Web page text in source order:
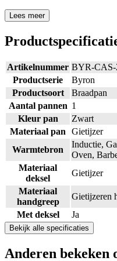
Lees meer
Artikelnummer BYR-
Productserie
Byron
Productsoort
Braadpan
Aantal pannen 1
Kleur pan
Zwart
Materiaal pan Gietijzer
Warmtebron
Inductie,
Oven,
Materiaal
deksel
Gietijzer
Materiaal
handgreep
Gietijzeren
Met deksel
Ja
Bekijk alle specificaties
Anderen bekeken